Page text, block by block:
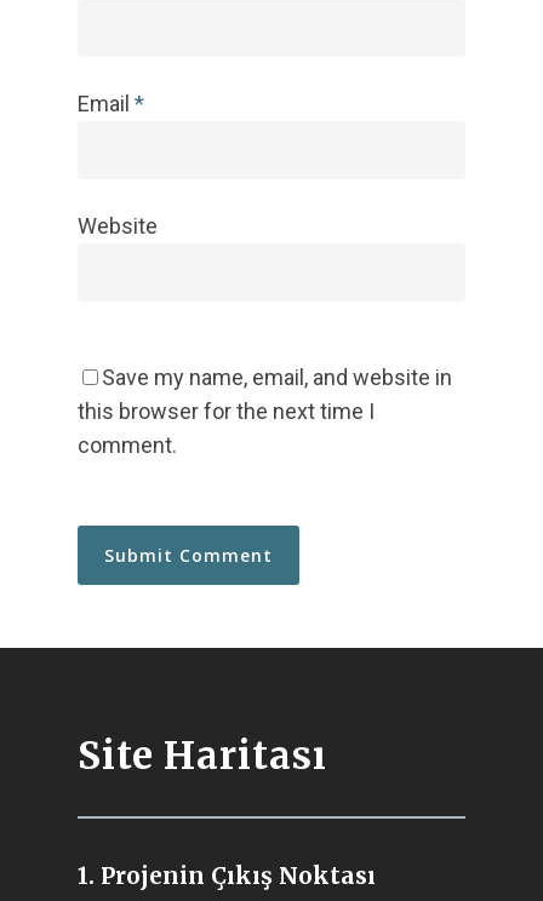
Email *
Website
Save my name, email, and website in
this browser for the next time I
comment.
Site Haritası
1. Projenin Çıkış Noktası